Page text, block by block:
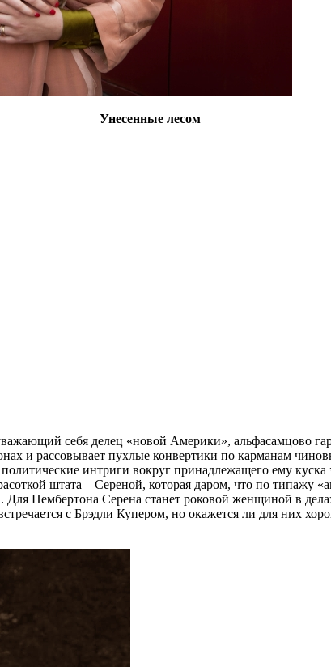
Унесенные лесом
себя делец «новой Америки», альфасамцово
и рассовывает пухлые конвертики по карманам
интриги вокруг принадлежащего ему
штата – Сереной, которая даром, что по типажу
Пембертона Серена станет роковой женщиной в
с Брэдли Купером, но окажется ли для них